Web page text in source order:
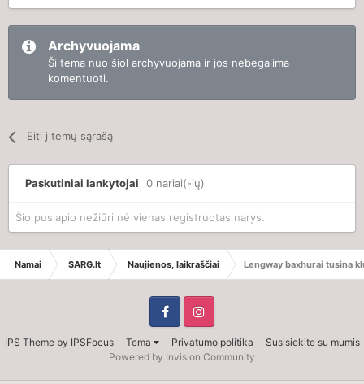
Archyvuojama
Ši tema nuo šiol archyvuojama ir jos nebegalima
komentuoti.
Eiti į temų sąrašą
Paskutiniai lankytojai 0 nariai(-ių)
Šio puslapio nežiūri nė vienas registruotas narys.
Namai SARG.lt Naujienos, laikraščiai Lengway baxhurai tusina
IPS Themeby IPSFocus Tema Privatumo politika
Susisiekite su mumis
Powered by Invision Community